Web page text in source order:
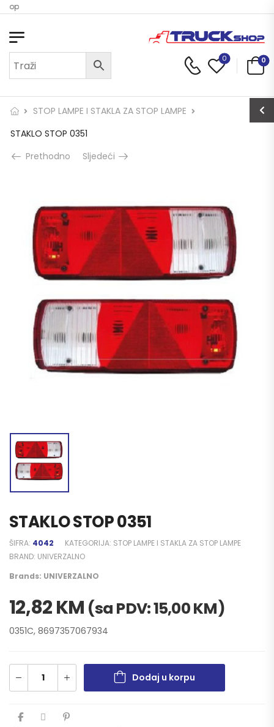
0 0
STOP LAMPE I STAKLA ZA STOP LAMPE
STAKLO STOP 0351
Prethodno
Sljedeći
STAKLO STOP 0351
ŠIFRA: 4042 KATEGORIJA: STOP LAMPE I STAKLA ZA STOP LAMPE
BRAND: UNIVERZALNO
Brands: UNIVERZALNO
12,82KM (sa PDV:15,00KM)
0351C, 8697357067934
Dodaj u korpu